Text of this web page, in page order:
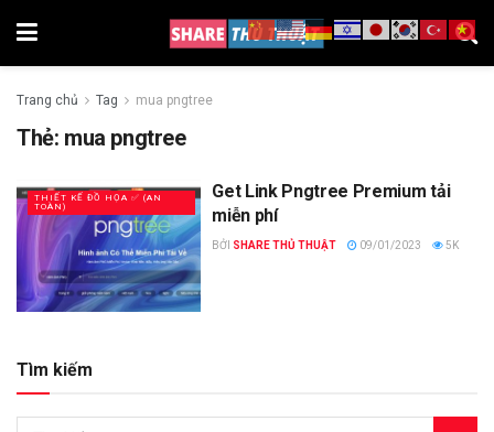
Trang chủ Tag mua pngtree
Thẻ: mua pngtree
THIẾT KẾ ĐỒ HỌA ✅ (AN
TOÀN)
Get Link Pngtree Premium tải
miễn phí
BỞI SHARE THỦ THUẬT 09/01/2023 5K
Tìm kiếm